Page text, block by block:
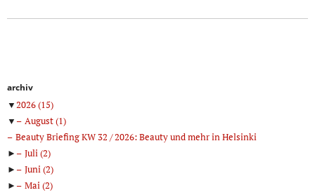
archiv
▼2026(15)
▼
August(1)
Beauty Briefing KW 32 / 2026: Beauty und mehr in Helsinki
►
Juli(2)
►
Juni(2)
►
Mai(2)